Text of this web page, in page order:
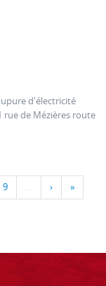
d'électricité
rue de Mézières route
9 … › »